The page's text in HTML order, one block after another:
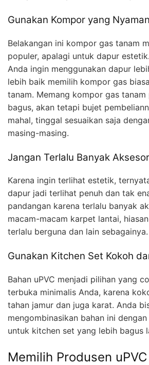
Gunakan Kompor yang
Belakangan ini kompor gas tanam
populer, apalagi untuk dapur
Anda ingin menggunakan dapur
lebih baik memilih kompor gas
tanam. Memang kompor gas
bagus, akan tetapi bujet
mahal, tinggal sesuaikan saja
masing-masing.
Jangan Terlalu Banyak
Karena ingin terlihat estetik,
dapur jadi terlihat penuh dan tak
pandangan karena terlalu banyak
macam-macam karpet lantai,
terlalu berguna dan lain sebagainya.
Gunakan Kitchen Set Kokoh
Bahan uPVC menjadi pilihan yang
terbuka minimalis Anda, karena
tahan jamur dan juga karat. Anda
mengombinasikan bahan ini
untuk kitchen set yang lebih bagus
Memilih Produsen